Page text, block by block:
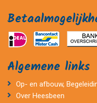
Algemene links
Op- en afbouw,
Over Heesbeen